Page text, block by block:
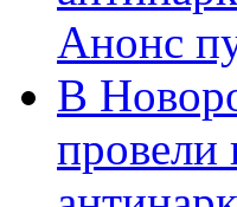
Анонс
В
провели